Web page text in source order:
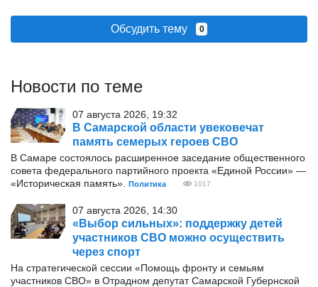
Обсудить тему 0
Новости по теме
07 августа 2026, 19:32
В Самарской области увековечат
память семерых героев СВО
В Самаре состоялось расширенное заседание общественного
совета федерального партийного проекта «Единой России» —
«Историческая память».
Политика 1017
07 августа 2026, 14:30
«Выбор сильных»: поддержку детей
участников СВО можно осуществить
через спорт
На стратегической сессии «Помощь фронту и семьям
участников СВО» в Отрадном депутат Самарской Губернской